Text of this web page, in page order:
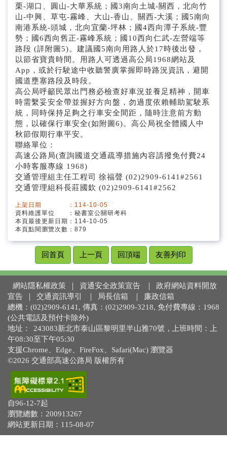
栗-湖口、圓山-大華系統；國3南向土城-關西，北向竹
山-中興、草屯-霧峰、大山-香山、關西-大溪；國5南向
南港系統-頭城，北向宜蘭-坪林；國4西向潭子系統-豐
勢；國6西向舊正-霧峰系統；國10西向仁武-左營端等
路段 (詳附圖5)。建議國5南向用路人於17時後出發，
以節省寶貴時間。用路人可透過高公局1968網站及
App，或於行駛途中收聽警廣掌握即時路況資訊，避開
國道壅塞路段及時段。
高公局呼籲民眾出門務必檢查好車況並養足精神，開車
時需繫妥安全帶並握好方向盤，勿過度依賴輔助駕駛系
統，同時保持足夠之行車安全間距，隨時注意前方動
態，以確保行車安全(如附圖6)。高公局祝全體國人中
秋節假期行車平安。
聯絡單位：
高速公路局(查詢國道交通疏導措施內容請撥免付費24
小時客服專線 1968)
交通管理組主任工程司 徐福聲 (02)2909-6141#2561
交通管理組科長莊國欽 (02)2909-6141#2562
上架日期 ：114-10-05
資料維護單位 ：秘書室公關研考科
本頁最後更新日期：114-10-05
本頁點閱瀏覽次數：879
回首頁 上一頁 回頂端 友善列印
網站隱私權政策 ｜ 資通安全政策宣告 ｜
政府網站資料開放
宣告
｜ 交通資訊導引 ｜ 局長信箱 ｜
廉政信箱
總機：(02)2909-6141, 傳真：(02)2909-3218, 免付費專線：1968
(公共電話及預付卡除外)
地址：
243083新北市泰山區黎明里半山雅70號 , 上班時間：上
午08:30至下午05:30
支援Chrome、Edge、FireFox、Safari(Mac) 瀏覽器
©2026 交通部高速公路局 版權所有
自96-12-7起
瀏覽總數：200913267
網站更新日期：115-08-07